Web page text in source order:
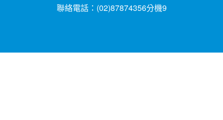
聯絡電話：(02)87874356分機9